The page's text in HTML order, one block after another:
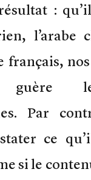
: qu’il
l’arabe
français, nos
guère
Par
ce
si le